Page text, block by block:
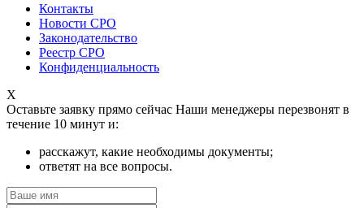
Контакты
Новости СРО
Законодательство
Реестр СРО
Конфиденциальность
X
Оставьте заявку прямо сейчас Наши менеджеры перезвонят в
течение 10 минут и:
расскажут, какие необходимы документы;
ответят на все вопросы.